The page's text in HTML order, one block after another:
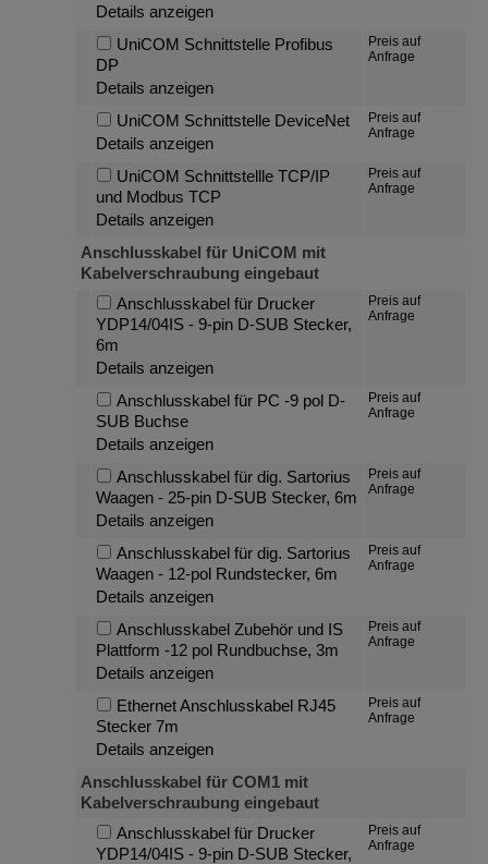
Details anzeigen
UniCOM Schnittstelle Profibus
DP
Details anzeigen
Preis auf
Anfrage
UniCOM Schnittstelle DeviceNet
Details anzeigen
Preis auf
Anfrage
UniCOM Schnittstellle TCP/IP
und Modbus TCP
Details anzeigen
Preis auf
Anfrage
Anschlusskabel für UniCOM mit
Kabelverschraubung eingebaut
Anschlusskabel für Drucker
YDP14/04IS - 9-pin D-SUB Stecker,
6m
Details anzeigen
Preis auf
Anfrage
Anschlusskabel für PC -9 pol D-
SUB Buchse
Details anzeigen
Preis auf
Anfrage
Anschlusskabel für dig. Sartorius
Waagen - 25-pin D-SUB Stecker, 6m
Details anzeigen
Preis auf
Anfrage
Anschlusskabel für dig. Sartorius
Waagen - 12-pol Rundstecker, 6m
Details anzeigen
Preis auf
Anfrage
Anschlusskabel Zubehör und IS
Plattform -12 pol Rundbuchse, 3m
Details anzeigen
Preis auf
Anfrage
Ethernet Anschlusskabel RJ45
Stecker 7m
Details anzeigen
Preis auf
Anfrage
Anschlusskabel für COM1 mit
Kabelverschraubung eingebaut
Anschlusskabel für Drucker
YDP14/04IS - 9-pin D-SUB Stecker,
Preis auf
Anfrage